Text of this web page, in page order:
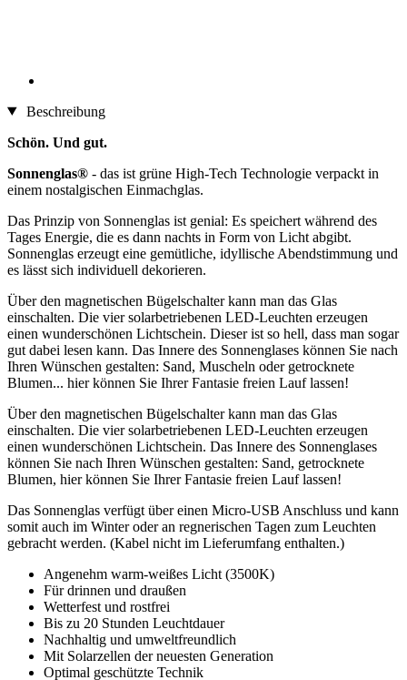
Beschreibung
Schön. Und gut.
Sonnenglas® - das ist grüne High-Tech Technologie verpackt in
einem nostalgischen Einmachglas.
Das Prinzip von Sonnenglas ist genial: Es speichert während des
Tages Energie, die es dann nachts in Form von Licht abgibt.
Sonnenglas erzeugt eine gemütliche, idyllische Abendstimmung und
es lässt sich individuell dekorieren.
Über den magnetischen Bügelschalter kann man das Glas
einschalten. Die vier solarbetriebenen LED-Leuchten erzeugen
einen wunderschönen Lichtschein. Dieser ist so hell, dass man sogar
gut dabei lesen kann. Das Innere des Sonnenglases können Sie nach
Ihren Wünschen gestalten: Sand, Muscheln oder getrocknete
Blumen... hier können Sie Ihrer Fantasie freien Lauf lassen!
Über den magnetischen Bügelschalter kann man das Glas
einschalten. Die vier solarbetriebenen LED-Leuchten erzeugen
einen wunderschönen Lichtschein. Das Innere des Sonnenglases
können Sie nach Ihren Wünschen gestalten: Sand, getrocknete
Blumen, hier können Sie Ihrer Fantasie freien Lauf lassen!
Das Sonnenglas verfügt über einen Micro-USB Anschluss und kann
somit auch im Winter oder an regnerischen Tagen zum Leuchten
gebracht werden. (Kabel nicht im Lieferumfang enthalten.)
Angenehm warm-weißes Licht (3500K)
Für drinnen und draußen
Wetterfest und rostfrei
Bis zu 20 Stunden Leuchtdauer
Nachhaltig und umweltfreundlich
Mit Solarzellen der neuesten Generation
Optimal geschützte Technik